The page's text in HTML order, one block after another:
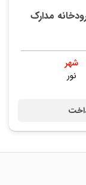
نور رودخانه مدارک
شهر
نور